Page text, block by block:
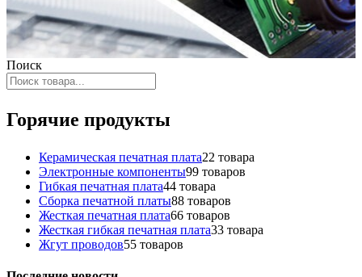
Поиск
Горячие продукты
Керамическая печатная плата22 товара
Электронные компоненты99 товаров
Гибкая печатная плата44 товара
Сборка печатной платы88 товаров
Жесткая печатная плата66 товаров
Жесткая гибкая печатная плата33 товара
Жгут проводов55 товаров